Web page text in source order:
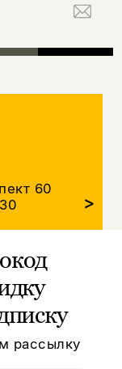
60
>
рассылку